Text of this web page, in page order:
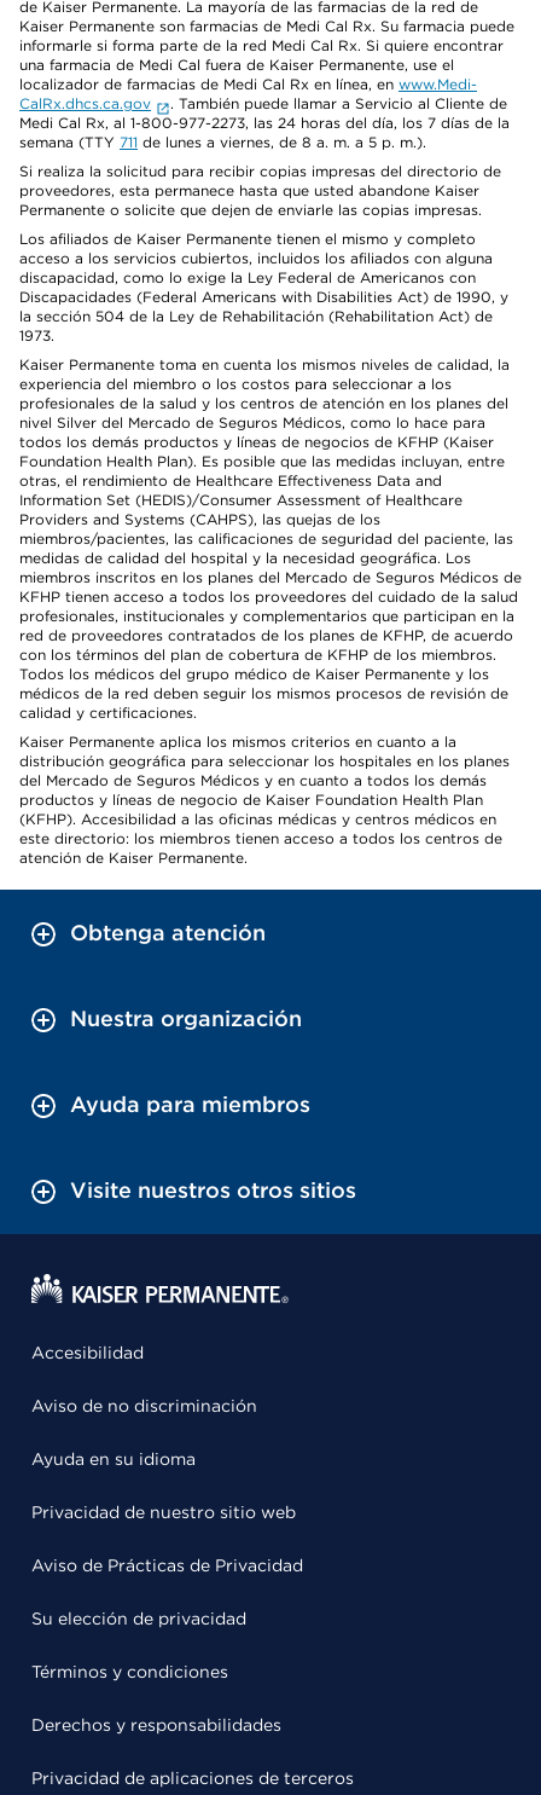
de Kaiser Permanente. La mayoría de las farmacias de la red de
Kaiser Permanente son farmacias de Medi Cal Rx. Su farmacia puede
informarle si forma parte de la red Medi Cal Rx. Si quiere encontrar
una farmacia de Medi Cal fuera de Kaiser Permanente, use el
localizador de farmacias de Medi Cal Rx en línea, en www.Medi-
CalRx.dhcs.ca.gov
. También puede llamar a Servicio al Cliente de
Medi Cal Rx, al 1-800-977-2273, las 24 horas del día, los 7 días de la
semana (TTY 711 de lunes a viernes, de 8 a. m. a 5 p. m.).
Si realiza la solicitud para recibir copias impresas del directorio de
proveedores, esta permanece hasta que usted abandone Kaiser
Permanente o solicite que dejen de enviarle las copias impresas.
Los afiliados de Kaiser Permanente tienen el mismo y completo
acceso a los servicios cubiertos, incluidos los afiliados con alguna
discapacidad, como lo exige la Ley Federal de Americanos con
Discapacidades (Federal Americans with Disabilities Act) de 1990, y
la sección 504 de la Ley de Rehabilitación (Rehabilitation Act) de
1973.
Kaiser Permanente toma en cuenta los mismos niveles de calidad, la
experiencia del miembro o los costos para seleccionar a los
profesionales de la salud y los centros de atención en los planes del
nivel Silver del Mercado de Seguros Médicos, como lo hace para
todos los demás productos y líneas de negocios de KFHP (Kaiser
Foundation Health Plan). Es posible que las medidas incluyan, entre
otras, el rendimiento de Healthcare Effectiveness Data and
Information Set (HEDIS)/Consumer Assessment of Healthcare
Providers and Systems (CAHPS), las quejas de los
miembros/pacientes, las calificaciones de seguridad del paciente, las
medidas de calidad del hospital y la necesidad geográfica. Los
miembros inscritos en los planes del Mercado de Seguros Médicos de
KFHP tienen acceso a todos los proveedores del cuidado de la salud
profesionales, institucionales y complementarios que participan en la
red de proveedores contratados de los planes de KFHP, de acuerdo
con los términos del plan de cobertura de KFHP de los miembros.
Todos los médicos del grupo médico de Kaiser Permanente y los
médicos de la red deben seguir los mismos procesos de revisión de
calidad y certificaciones.
Kaiser Permanente aplica los mismos criterios en cuanto a la
distribución geográfica para seleccionar los hospitales en los planes
del Mercado de Seguros Médicos y en cuanto a todos los demás
productos y líneas de negocio de Kaiser Foundation Health Plan
(KFHP). Accesibilidad a las oficinas médicas y centros médicos en
este directorio: los miembros tienen acceso a todos los centros de
atención de Kaiser Permanente.
Obtenga atención
Nuestra organización
Ayuda para miembros
Visite nuestros otros sitios
Accesibilidad
Aviso de no discriminación
Ayuda en su idioma
Privacidad de nuestro sitio web
Aviso de Prácticas de Privacidad
Su elección de privacidad
Términos y condiciones
Derechos y responsabilidades
Privacidad de aplicaciones de terceros